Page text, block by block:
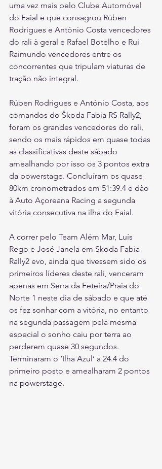
uma vez mais pelo Clube Automóvel
do Faial e que consagrou Rúben
Rodrigues e António Costa vencedores
do rali à geral e Rafael Botelho e Rui
Raimundo vencedores entre os
concorrentes que tripulam viaturas de
tração não integral.
Rúben Rodrigues e António Costa, aos
comandos do Škoda Fabia RS Rally2,
foram os grandes vencedores do rali,
sendo os mais rápidos em quase todas
as classificativas deste sábado
amealhando por isso os 3 pontos extra
da powerstage. Concluíram os quase
80km cronometrados em 51:39.4 e dão
à Auto Açoreana Racing a segunda
vitória consecutiva na ilha do Faial.
A correr pelo Team Além Mar, Luís
Rego e José Janela em Skoda Fabia
Rally2 evo, ainda que tivessem sido os
primeiros líderes deste rali, venceram
apenas em Serra da Feteira/Praia do
Norte 1 neste dia de sábado e que até
os fez sonhar com a vitória, no entanto
na segunda passagem pela mesma
especial o sonho caiu por terra ao
perderem quase 30 segundos.
Terminaram o ‘Ilha Azul’ a 24.4 do
primeiro posto e amealharam 2 pontos
na powerstage.